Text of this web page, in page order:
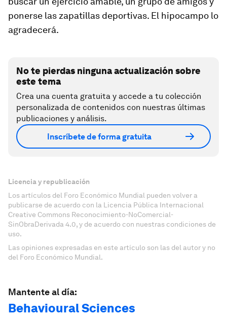
ponerse las zapatillas deportivas. El hipocampo lo
agradecerá.
No te pierdas ninguna actualización sobre
este tema
Crea una cuenta gratuita y accede a tu colección
personalizada de contenidos con nuestras últimas
publicaciones y análisis.
Inscríbete de forma gratuita
Licencia y republicación
Los artículos del Foro Económico Mundial pueden volver a
publicarse de acuerdo con la Licencia Pública Internacional
Creative Commons Reconocimiento-NoComercial-
SinObraDerivada 4.0, y de acuerdo con nuestras condiciones de
uso.
Las opiniones expresadas en este artículo son las del autor y no
del Foro Económico Mundial.
Mantente al día:
Behavioural Sciences